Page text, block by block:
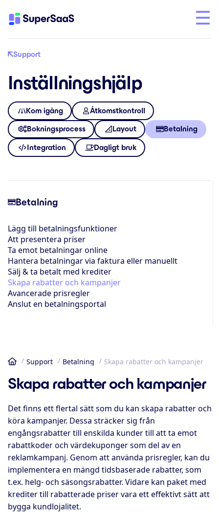
Support
Inställningshjälp
Kom igång Åtkomstkontroll
Bokningsprocess Layout Betalning
Integration Dagligt bruk
Betalning
Lägg till betalningsfunktioner
Att presentera priser
Ta emot betalningar online
Hantera betalningar via faktura eller manuellt
Sälj & ta betalt med krediter
Skapa rabatter och kampanjer
Avancerade prisregler
Anslut en betalningsportal
HemSupport Betalning Skapa rabatter och kampanjer
Skapa rabatter och kampanjer
Det finns ett flertal sätt som du kan skapa rabatter och
köra kampanjer. Dessa sträcker sig från
engångsrabatter till enskilda kunder till att ta emot
rabattkoder och värdekuponger som del av en
reklamkampanj. Genom att använda prisregler, kan du
implementera en mängd tidsbaserade rabatter, som
t.ex. helg- och säsongsrabatter. Vidare kan paket med
krediter till rabatterade priser vara ett effektivt sätt att
bygga kundlojalitet.